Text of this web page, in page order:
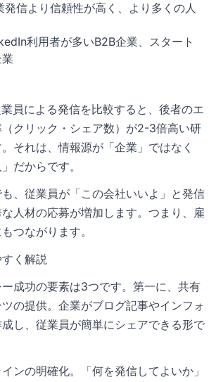
発信より信頼性が高く、より多くの人
利用者が多いB2B企業、スタート
員による発信を比較すると、後者のエ
クリック・シェア数）が2-3倍高い研
それは、情報源が「企業」ではなく
だからです。
、従業員が「この会社いいよ」と発信
人材の応募が増加します。つまり、
雇
つながります。
く解説
成功の要素は3つです。第一に、共有
の提供。企業がブログ記事やインフォ
し、従業員が簡単にシェアできる形で
ンの明確化。「何を発信してよいか」